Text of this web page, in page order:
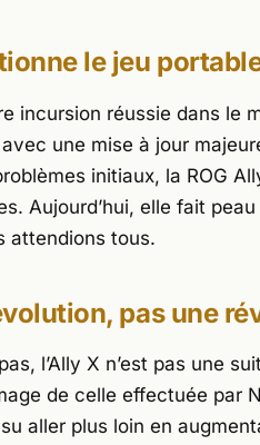
le jeu
incursion réussie dans le
une mise à jour
initiaux, la ROG
Aujourd’hui, elle fait
attendions tous.
pas une
l’Ally X n’est pas une
de celle effectuée par
aller plus loin en